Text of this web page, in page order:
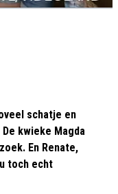
schatje en
kwieke Magda
En Renate,
toch echt